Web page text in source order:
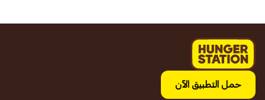
حمل التطبيق الآن